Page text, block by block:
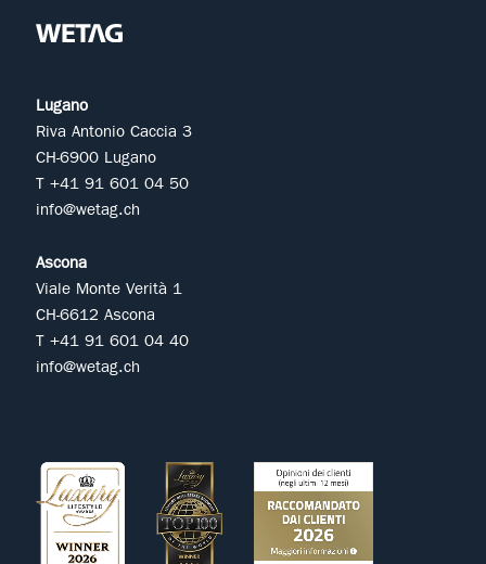
Lugano
Riva Antonio Caccia 3
CH-6900 Lugano
T +41 91 601 04 50
info@wetag.ch
Ascona
Viale Monte Verità 1
CH-6612 Ascona
T +41 91 601 04 40
info@wetag.ch